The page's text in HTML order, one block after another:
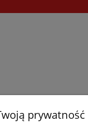
prywatność